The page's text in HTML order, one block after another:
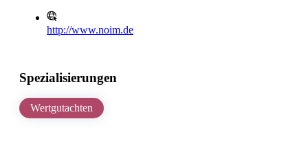
http://www.noim.de
Spezialisierungen
Wertgutachten